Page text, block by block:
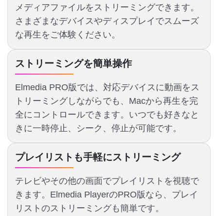
メディアファイルをストリーミングできます。
さまざまなデバイスやディスプレイでスムーズ
な再生をご体験ください。
ストリーミングを簡単操作
Elmedia PRO版では、対応デバイスに動画をス
トリーミングしながらでも、Macから再生を完
全にコントロールできます。いつでも好きなと
きに一時停止、シーク、停止が可能です。
プレイリストも手軽にストリーミング
テレビやその他の画面でプレイリストを視聴で
きます。Elmedia PlayerのPRO版なら、プレイ
リストのストリーミングも簡単です。